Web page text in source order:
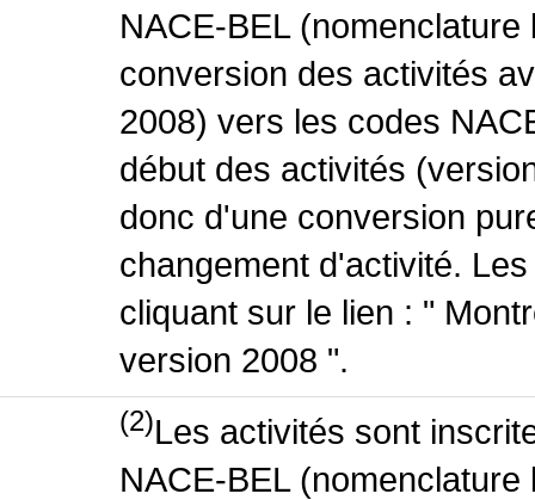
NACE-BEL
conversion des activités
2008) vers les codes
début des activités
donc d'une conversion
changement d'activité.
cliquant sur le lien : "
version 2008 ".
(2)Les activités sont
NACE-BEL